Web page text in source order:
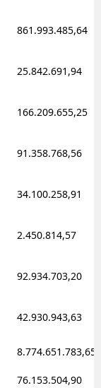
861.993.485,64
25.842.691,94
166.209.655,25
91.358.768,56
34.100.258,91
2.450.814,57
92.934.703,20
42.930.943,63
8.774.651.783,65
76.153.504,90